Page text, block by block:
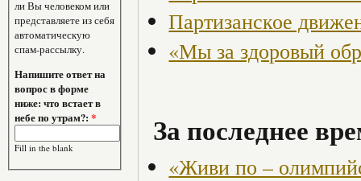
ли Вы человеком или
представляете из себя
автоматическую
спам-рассылку.
Напишите ответ на
вопрос в форме
ниже: что встает в
небе по утрам?:*
Fill in the blank
Партизанское
«Мы за здоровый
За последнее
«Живи по –